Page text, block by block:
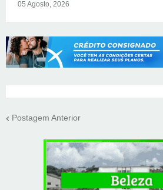
05 Agosto, 2026
Postagem Anterior